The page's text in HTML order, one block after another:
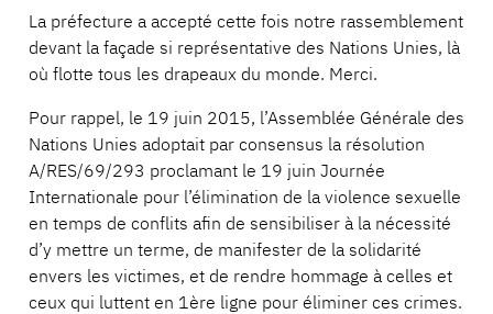
La préfecture a accepté cette fois notre rassemblement
devant la façade si représentative des Nations Unies, là
où flotte tous les drapeaux du monde. Merci.
Pour rappel, le 19 juin 2015, l’Assemblée Générale des
Nations Unies adoptait par consensus la résolution
A/RES/69/293 proclamant le 19 juin Journée
Internationale pour l’élimination de la violence sexuelle
en temps de conflits afin de sensibiliser à la nécessité
d’y mettre un terme, de manifester de la solidarité
envers les victimes, et de rendre hommage à celles et
ceux qui luttent en 1ère ligne pour éliminer ces crimes.